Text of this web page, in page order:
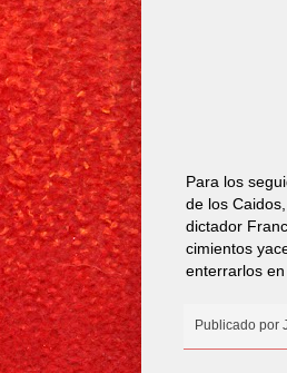
Para los
de los
dictador
cimientos
enterrarlos
Publicado por